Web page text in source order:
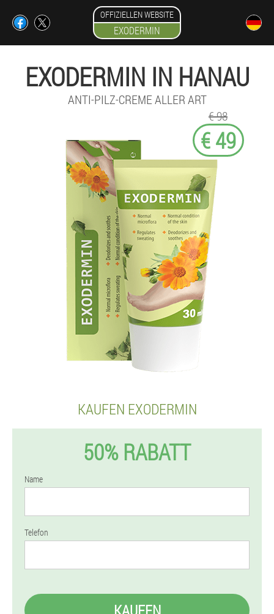
OFFIZIELLEN WEBSITE
EXODERMIN
EXODERMIN IN HANAU
ANTI-PILZ-CREME ALLER ART
€ 98
€ 49
KAUFEN EXODERMIN
50% RABATT
Name
Telefon